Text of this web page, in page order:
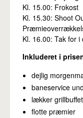
Kl. 15.00: Frokost
Kl. 15.30: Shoot
Kl. 16.00: Tak for i
Inkluderet i
dejlig
baneservice
lækker
flotte præmier